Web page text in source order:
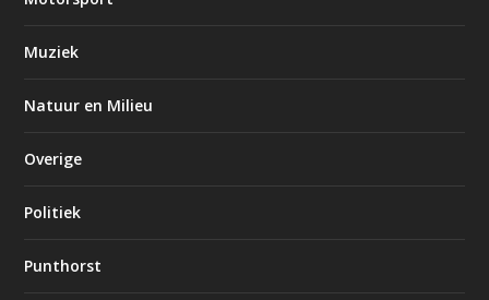
Muziek
Natuur en Milieu
Overige
Politiek
Punthorst